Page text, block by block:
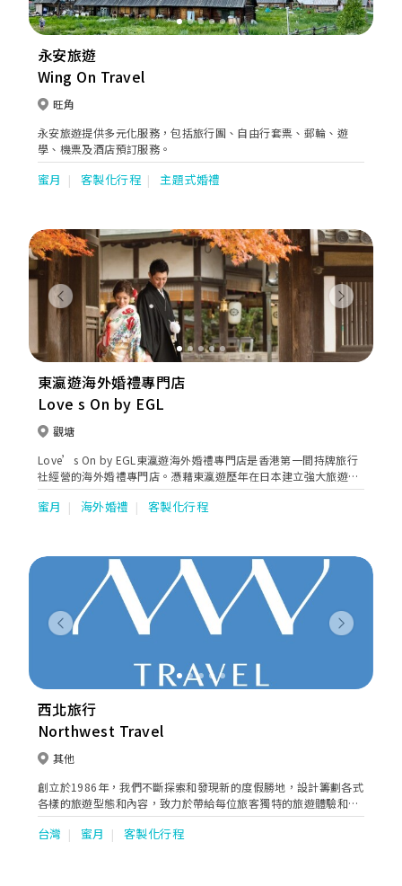
永安旅遊
Wing On Travel
旺角
永安旅遊提供多元化服務，包括旅行團、自由行套票、郵輪、遊
學、機票及酒店預訂服務。
蜜月 客製化行程 主題式婚禮
Previous Next
東瀛遊海外婚禮專門店
Love s On by EGL
觀塘
Love’s On by EGL東瀛遊海外婚禮專門店是香港第一間持牌旅行
社經營的海外婚禮專門店。憑藉東瀛遊歷年在日本建立強大旅遊網
絡配套，加上在日本擁有超過30間教堂的直屬代理權，讓Love’s
On擁有安排海外婚禮專業知識及配套，打造各式各樣別出心裁的安
置身當中，360度觀看實況，從而挑選最合心的選擇。
蜜月 海外婚禮 客製化行程
Previous Next
西北旅行
Northwest Travel
其他
創立於1986年，我們不斷探索和發現新的度假勝地，設計籌劃各式
各樣的旅遊型態和內容，致力於帶給每位旅客獨特的旅遊體驗和雋
永的回憶。「理想生活，始於足下」 我們相信旅行是一種探索，一
種尋找內心平靜和幸福的方式。西北旅行希望藉由提供您訂製化的
台灣 蜜月 客製化行程